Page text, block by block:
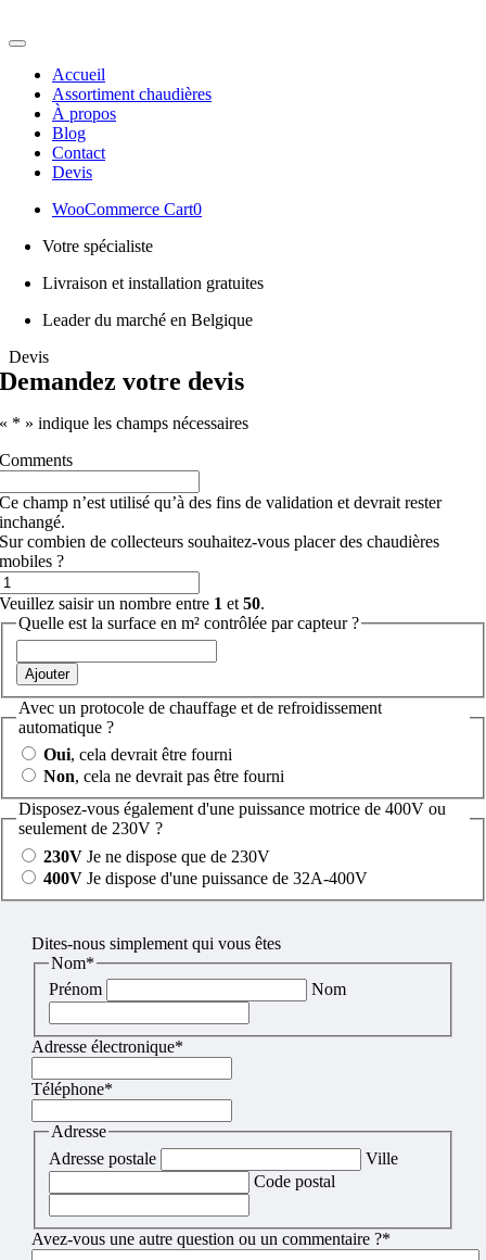
au
Toggle
NavigationAccueil
Assortiment chaudières
À propos
Blog
Contact
Devis
WooCommerce Cart0
Votre spécialiste
Livraison et installation gratuites
Leader du marché en Belgique
Devis
Demandez votre devis
« * » indique les champs nécessaires
Comments
Ce champ n’est utilisé qu’à des fins de validation et devrait rester
inchangé.
Sur combien de collecteurs souhaitez-vous placer des chaudières
mobiles ?
Veuillez saisir un nombre entre 1 et50.
Quelle est la surface en m² contrôlée par capteur ?
Ajouter
Avec un protocole de chauffage et de refroidissement
automatique ?
Oui, cela devrait être fourni
Non, cela ne devrait pas être fourni
Disposez-vous également d'une puissance motrice de 400V ou
seulement de 230V ?
230V Je ne dispose que de 230V
400V Je dispose d'une puissance de 32A-400V
Dites-nous simplement qui vous êtes
Nom*
Prénom
Nom
Adresse électronique*
Téléphone*
Adresse
Adresse postale
Ville
Code postal
Avez-vous une autre question ou un commentaire ?*